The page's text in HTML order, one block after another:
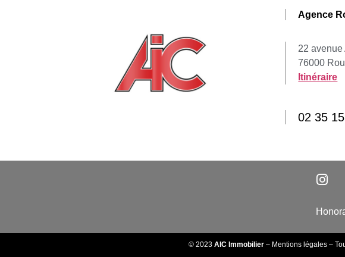
Agence
22 avenue
76000
Itinéraire
02 35
© 2023 AIC Immobilier – Mentions légales –